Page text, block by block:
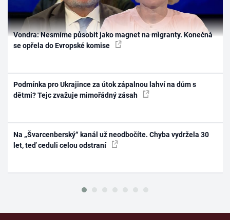
Vondra: Nesmíme působit jako magnet na migranty. Konečná
se opřela do Evropské komise
Podmínka pro Ukrajince za útok zápalnou lahví na dům s
dětmi? Tejc zvažuje mimořádný zásah
Na „Švarcenberský“ kanál už neodbočíte. Chyba vydržela 30
let, teď ceduli celou odstraní